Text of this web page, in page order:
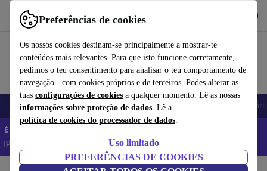
Preferências de cookies
Os nossos cookies destinam-se principalmente a mostrar-te
conteúdos mais relevantes. Para que isto funcione corretamente,
pedimos o teu consentimento para analisar o teu comportamento de
navegação - com cookies próprios e de terceiros. Podes alterar as
tuas configurações de cookies a qualquer momento. Lê as nossas
informações sobre proteção de dados. Lê a
política de cookies do processador de dados.
Uso limitado
PREFERÊNCIAS DE COOKIES
Use o refurbed de forma rápida e fácil
Telemóveis Computadores Portáteis Tablets
📱 Poupa 5% EXTRA em todos os iPhones – Código:
IPHONEDEAL –